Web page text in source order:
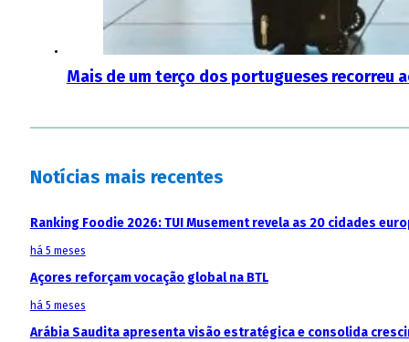
Mais de um terço dos portugueses recorreu
Notícias mais recentes
Ranking Foodie 2026: TUI Musement revela as 20 cidades
há 5 meses
Açores reforçam vocação global na BTL
há 5 meses
Arábia Saudita apresenta visão estratégica e consolida